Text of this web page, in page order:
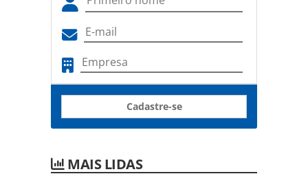
Cadastre-se
MAIS LIDAS